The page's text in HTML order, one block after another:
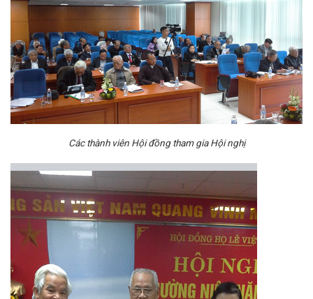
Các thành viên Hội đồng tham gia Hội nghị